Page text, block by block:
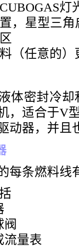
灯
，星型三
（任意的）
冷却和压
，适合于V
，并且也
条燃料线
流量表